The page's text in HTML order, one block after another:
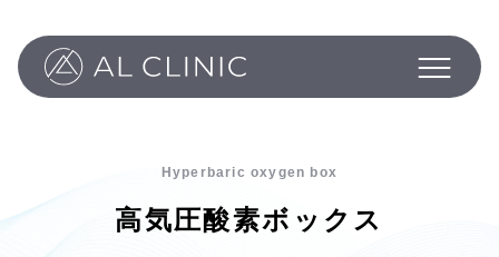
Philosophy
Column
News
Hyperbaric oxygen box
高気圧酸素ボックス